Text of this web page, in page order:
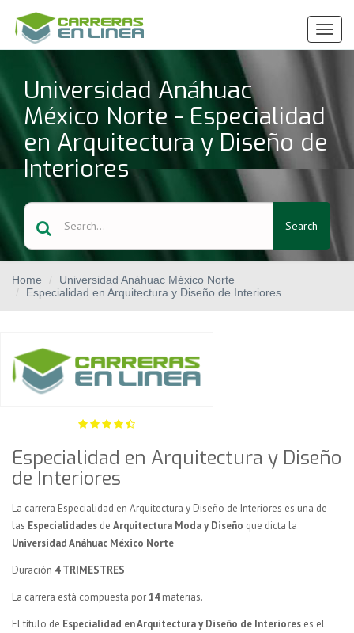
Ver
Menú
Universidad Anáhuac
México Norte - Especialidad
en Arquitectura y Diseño de
Interiores
Search
Home
Universidad Anáhuac México Norte
Especialidad en Arquitectura y Diseño de Interiores
Especialidad en Arquitectura y Diseño
de Interiores
La carrera Especialidad en Arquitectura y Diseño de Interiores es una de
las Especialidades de Arquitectura Moda y Diseño que dicta la
Universidad Anáhuac México Norte
Duración 4 TRIMESTRES
La carrera está compuesta por14materias.
El título de Especialidad en Arquitectura y Diseño de Interiores es el